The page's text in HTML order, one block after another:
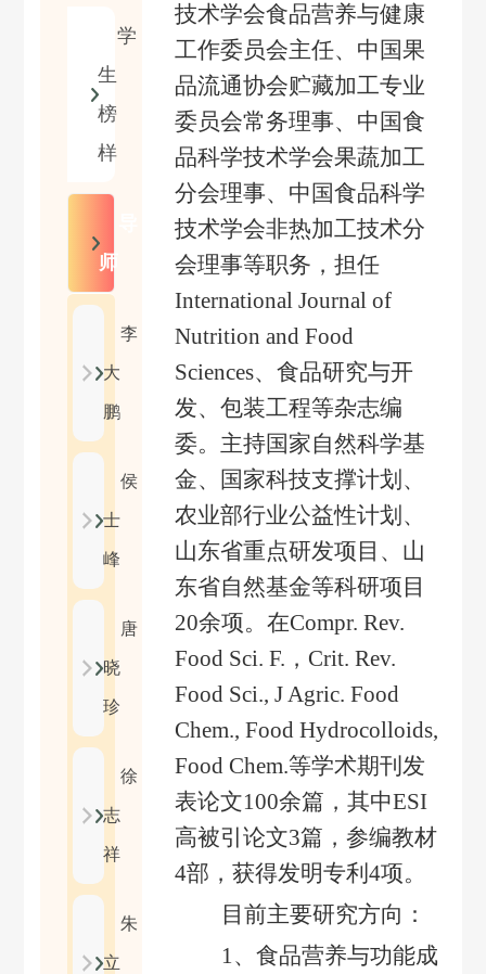
学
生
榜
样
师
李
大
鹏
侯
士
峰
唐
晓
珍
徐
志
祥
朱
立
技术学会食品营养与健康
工作委员会主任、中国果
品流通协会贮藏加工专业
委员会常务理事、中国食
品科学技术学会果蔬加工
分会理事、中国食品科学
技术学会非热加工技术分
会理事等职务，担任
International Journal of
Nutrition and Food
Sciences、 食品研究与开
发、包装工程等杂志编
委。主持国家自然科学基
金、国家科技支撑计划、
农业部行业公益性计划、
山东省重点研发项目、山
东省自然基金等科研项目
20余项。在Compr. Rev.
Food Sci. F. ， Crit. Rev.
Food Sci., J Agric. Food
Chem., Food Hydrocolloids,
Food Chem.等学术期刊发
表论文100余篇，其中ESI
高被引论文3篇，参编教材
4部，获得发明专利 4项。
目前主要研究方向：
1、食品营养与功能成